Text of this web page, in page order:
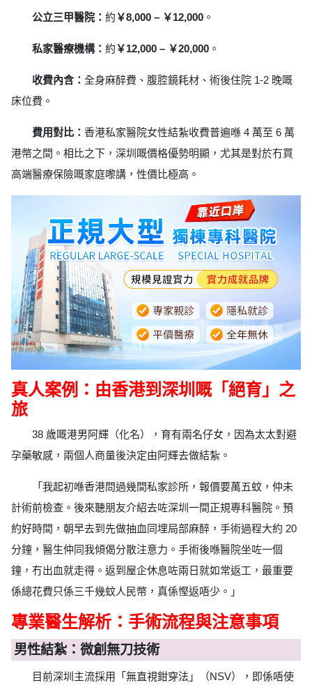
公立三甲醫院： 約￥8,000 – ￥12,000 。
私家醫療機構： 約￥12,000 – ￥20,000 。
收費內含： 全身麻醉費、腹腔鏡耗材、術後住院 1-2 晚嘅
床位費。
費用對比： 香港私家醫院女性結紮收費普遍喺 4 萬至 6 萬
港幣之間。相比之下，深圳嘅價格優勢明顯，尤其是對於冇買
高端醫療保險嘅家庭嚟講，性價比極高。
真人案例：由香港到深圳嘅「絕育」之
旅
38 歲嘅港男阿輝（化名），育有兩名仔女，因為太太對避
孕藥敏感，兩個人商量後決定由阿輝去做結紮。
「我起初喺香港問過幾間私家診所，報價要萬五蚊，仲未
計術前檢查。後來聽朋友介紹去咗深圳一間正規專科醫院。預
約好時間，朝早去到先做抽血同埋局部麻醉，手術過程大約 20
分鐘，醫生仲同我傾偈分散注意力。手術後喺醫院坐咗一個
鐘，冇出血就走得。返到屋企休息咗兩日就如常返工，最重要
係總花費只係三千幾蚊人民幣，真係慳返唔少。」
專業醫生解析：手術流程與注意事項
男性結紮：微創無刀技術
目前深圳主流採用「無直視鉗穿法」（NSV），即係唔使